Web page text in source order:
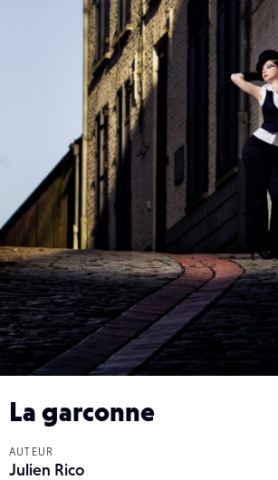
La garconne
AUTEUR
Julien Rico